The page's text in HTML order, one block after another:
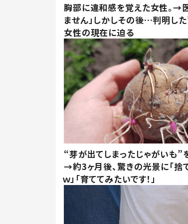
胸部に違和感を覚えた女性。→
ません」しかしその後…判明し
女性の現在に迫る
“芽が出てしまったじゃがいも
→約3ヶ月後、驚きの光景に「捨
ｗ」「育ててみたいです！」